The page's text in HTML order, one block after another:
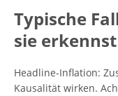
Typische
sie erkennst
Headline-Inflation:
Kausalität wirken.